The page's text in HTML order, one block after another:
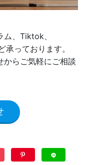
、Tiktok、
っております。
からご気軽にご相談